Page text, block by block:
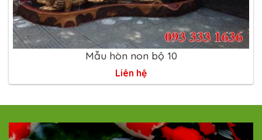
Mẫu hòn non bộ 10
Liên hệ